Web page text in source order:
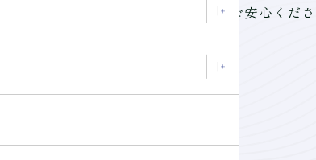
クチャーしますので初めての方もご安心くだ